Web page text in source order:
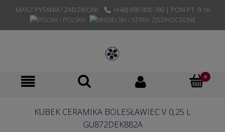
MASZ PYTANIA? ZADZWOŃ! (+48) 690 800 780 | PON-PT. 9-16
KUBEK CERAMIKA BOLESŁAWIEC V 0,25 L
GU872DEK882A